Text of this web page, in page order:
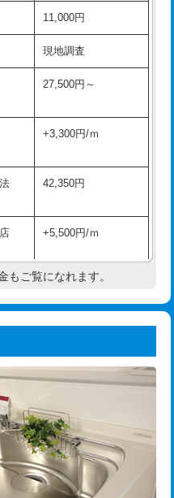
キ
16,500円+材料費
22,000円+材料費
11,000円+材料費
13,200円
16,500円
22,000円
便
22,000円
3,300円
5,500円
止
5,500円
11,000円
現地調査
27,500円～
+3,300円/ｍ
42,350円
+5,500円/ｍ
現地調査
+3,300円
33,000円
8,800円
修
11,000円
もご覧になれます。